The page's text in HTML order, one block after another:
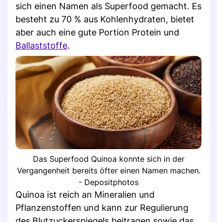
sich einen Namen als Superfood gemacht. Es
besteht zu 70 % aus Kohlenhydraten, bietet
aber auch eine gute Portion Protein und
Ballaststoffe.
Das Superfood Quinoa konnte sich in der
Vergangenheit bereits öfter einen Namen machen.
- Depositphotos
Quinoa ist reich an Mineralien und
Pflanzenstoffen und kann zur Regulierung